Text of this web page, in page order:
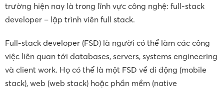
trường hiện nay là trong lĩnh vực công nghệ: full-stack
developer – lập trình viên full stack.
Full-stack developer (FSD) là người có thể làm các công
việc liên quan tới databases, servers, systems engineering
và client work. Họ có thể là một FSD về di động (mobile
stack), web (web stack) hoặc phần mềm (native